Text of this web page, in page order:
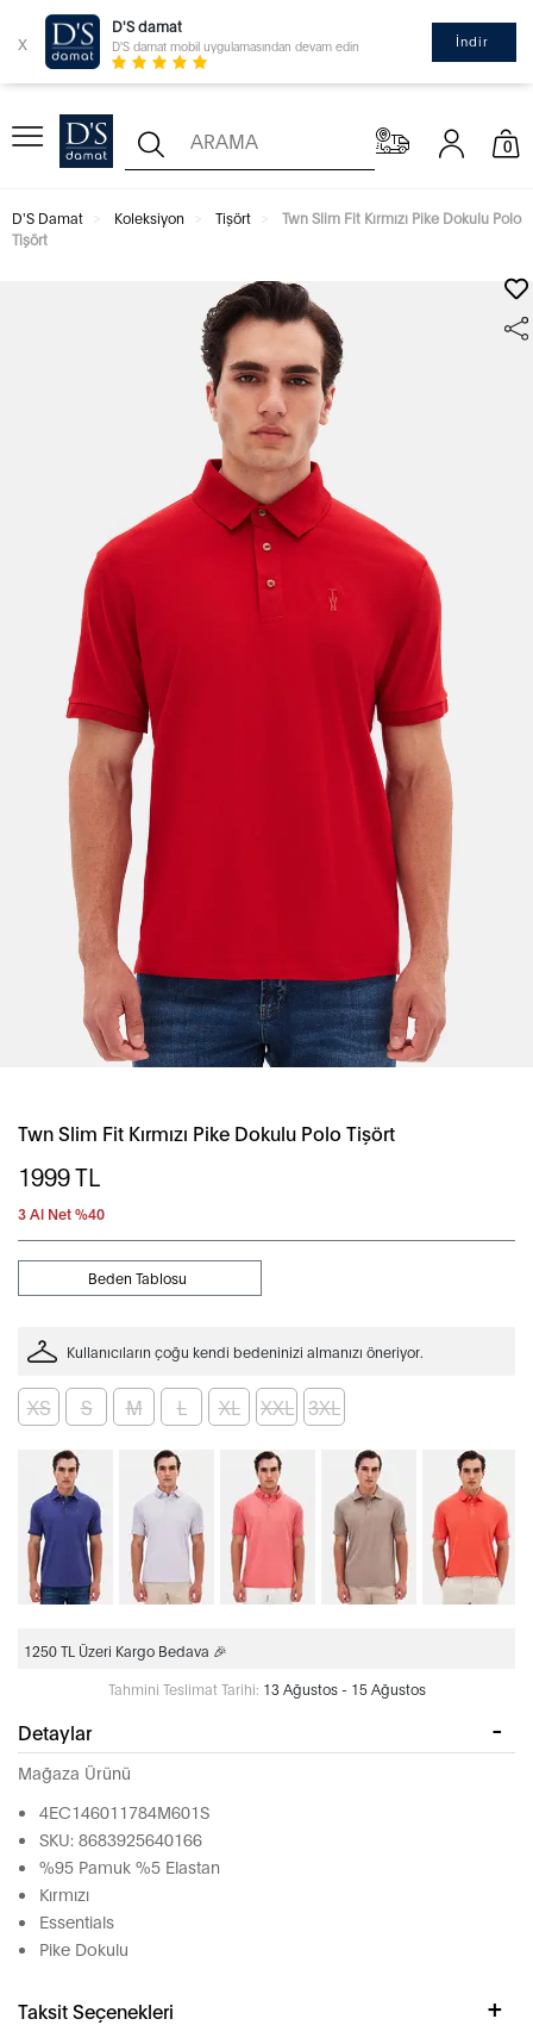
x
D'S damat
D'S damat mobil uygulamasından devam edin İndir
0
D'S Damat Koleksiyon Tişört
Twn Slim Fit Kırmızı Pike Dokulu Polo
Tişört
Twn Slim Fit Kırmızı Pike Dokulu Polo Tişört
1999TL
3 Al Net %40
Beden Tablosu
Kullanıcıların çoğu kendi bedeninizi almanızı öneriyor.
XS S M L XL XXL 3XL
1250 TL Üzeri Kargo Bedava 🎉
Tahmini Teslimat Tarihi: 13 Ağustos - 15 Ağustos
Detaylar
Mağaza Ürünü
4EC146011784M601S
SKU: 8683925640166
%95 Pamuk %5 Elastan
Kırmızı
Essentials
Pike Dokulu
Taksit Seçenekleri